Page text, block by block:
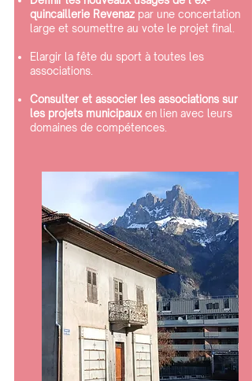
quincaillerie Revenaz par une concertation
large et soumettre au vote le projet final.
Elargir la fête du sport à toutes les
associations.
Consulter et associer les associations sur
les projets municipauxen lien avec leurs
domaines de compétences.